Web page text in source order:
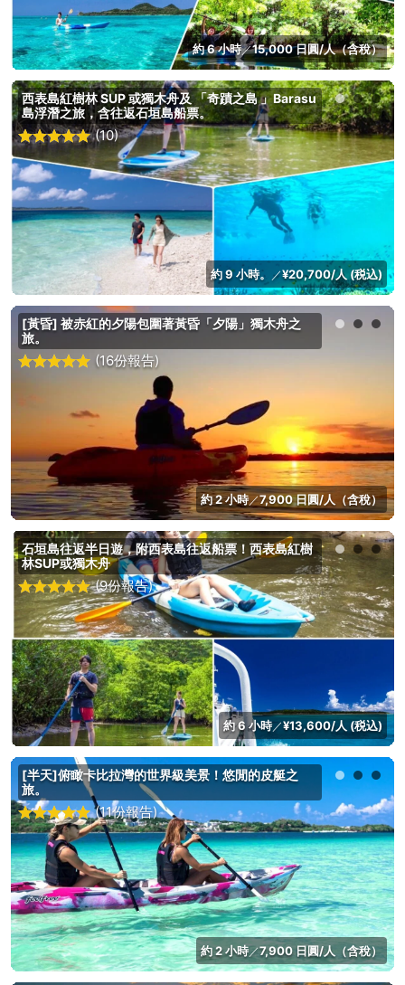
約 6 小時／15,000 日圓/人（含稅）
西表島紅樹林 SUP 或獨木舟及 「奇蹟之島 」Barasu
島浮潛之旅，含往返石垣島船票。
(10)
約 9 小時。 ／¥20,700/人 (税込)
[黃昏] 被赤紅的夕陽包圍著黃昏「夕陽」獨木舟之
旅。
(16份報告)
約 2 小時／7,900 日圓/人（含稅）
石垣島往返半日遊，附西表島往返船票！西表島紅樹
林SUP或獨木舟
(9份報告)
約 6 小時／¥13,600/人 (税込)
[半天]俯瞰卡比拉灣的世界級美景！悠閒的皮艇之
旅。
(11份報告)
約 2 小時／7,900 日圓/人（含稅）